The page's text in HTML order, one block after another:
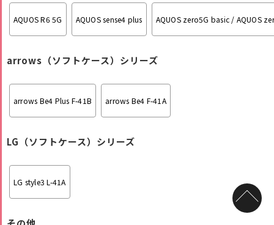
AQUOS R6 5G AQUOS sense4 plus AQUOS zero5G basic / AQUOS
arrows（ソフトケース）シリーズ
arrows Be4 Plus F-41B arrows Be4 F-41A
LG（ソフトケース）シリーズ
LG style3 L-41A